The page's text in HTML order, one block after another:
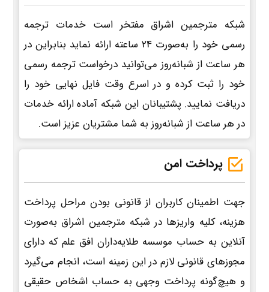
شبکه مترجمین اشراق مفتخر است خدمات ترجمه
رسمی خود را به‌صورت 24 ساعته ارائه نماید بنابراین در
هر ساعت از شبانه‌روز می‌توانید درخواست ترجمه رسمی
خود را ثبت کرده و در اسرع وقت فایل نهایی خود را
دریافت نمایید. پشتیبانان این شبکه آماده ارائه خدمات
در هر ساعت از شبانه‌روز به شما مشتریان عزیز است.
پرداخت امن
جهت اطمینان کاربران از قانونی بودن مراحل پرداخت
هزینه، کلیه واریزها در شبکه مترجمین اشراق به‌صورت
آنلاین به حساب موسسه طلایه‌داران افق علم که دارای
مجوزهای قانونی لازم در این زمینه است، انجام می‌گیرد
و هیچ‌گونه پرداخت وجهی به حساب اشخاص حقیقی